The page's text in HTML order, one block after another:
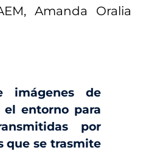
Amanda Oralia
imágenes de
el entorno para
por
que se trasmite